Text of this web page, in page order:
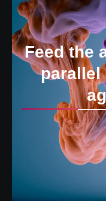
Feed the
parallel